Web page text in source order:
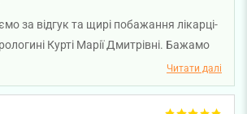
за відгук та щирі побажання лікарці-
Курті Марії Дмитрівні. Бажамо
Читати далі